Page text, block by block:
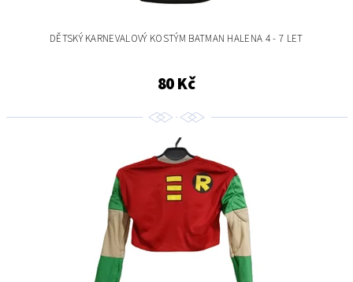
DĚTSKÝ KARNEVALOVÝ KOSTÝM BATMAN HALENA 4 - 7 LET
80 Kč